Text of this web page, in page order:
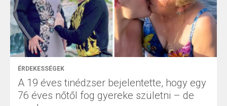
ÉRDEKESSÉGEK
A 19 éves tinédzser bejelentette, hogy egy
76 éves nőtől fog gyereke születni – de